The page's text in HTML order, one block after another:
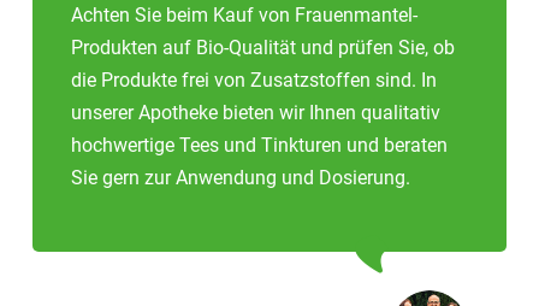
Achten Sie beim Kauf von Frauenmantel-
Produkten auf Bio-Qualität und prüfen Sie, ob
die Produkte frei von Zusatzstoffen sind. In
unserer Apotheke bieten wir Ihnen qualitativ
hochwertige Tees und Tinkturen und beraten
Sie gern zur Anwendung und Dosierung.